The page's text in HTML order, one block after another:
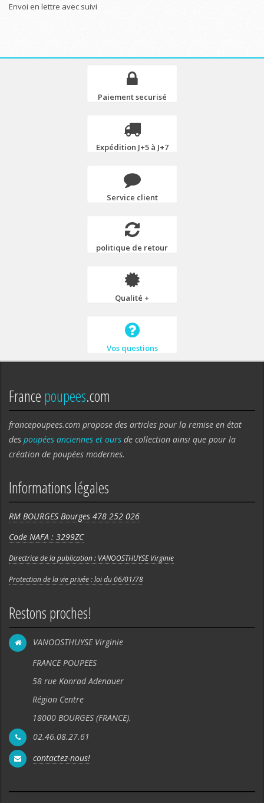
Envoi en lettre avec suivi
Paiement securisé
Expédition J+5 à J+7
Service client
politique de retour
Qualité +
Vos questions
Francepoupees.com
francepoupees.com propose des articles pour la remise en état
des poupées anciennes et ours de collection ainsi que pour la
création de poupées modernes.
Informations légales
RM BOURGES Bourges 478 252 026
Code NAFA : 3299ZC
Directrice de la publication : VANOOSTHUYSE Virginie
Protection de la vie privée : loi du 06/01/78
Restons proches!
VANOOSTHUYSE Virginie
FRANCE POUPEES
58 rue Konrad Adenauer
Région Centre
18000 BOURGES (FRANCE).
02.46.08.27.61
contactez-nous!